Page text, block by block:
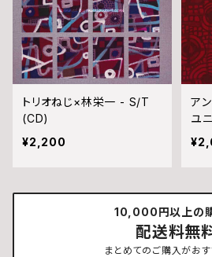
トリオねじ×林栄一 - S/T
(CD)
¥2,200
ア
ユ
d
(CD)
10,000円以上の
配送料無
まとめてのご購入がお